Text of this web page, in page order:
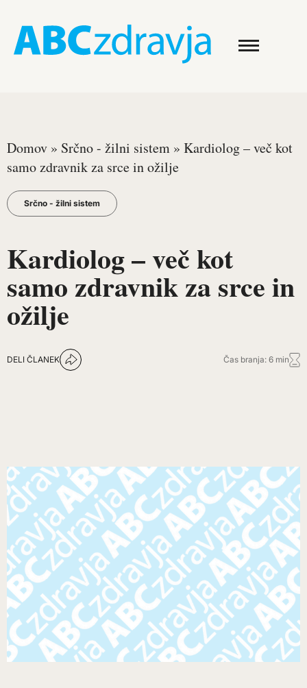
Domov » Srčno - žilni sistem » Kardiolog – več kot
samo zdravnik za srce in ožilje
Srčno - žilni sistem
Kardiolog – več kot
samo zdravnik za srce in
ožilje
DELI ČLANEK Čas branja: 6 min